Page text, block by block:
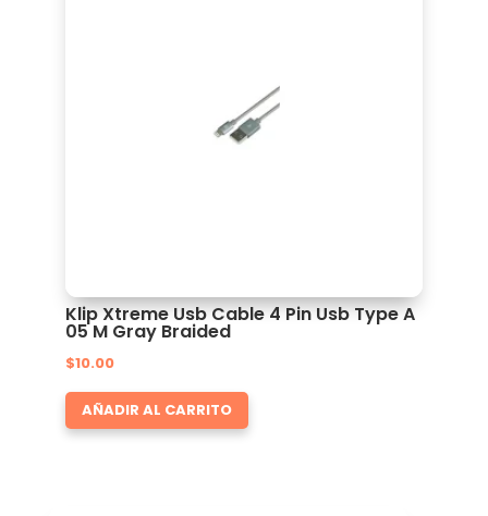
Klip Xtreme Usb Cable 4 Pin Usb Type A
05 M Gray Braided
$10.00
AÑADIR AL CARRITO